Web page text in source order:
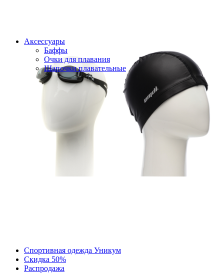
Аксессуары
Баффы
Очки для плавания
Шапочки плавательные
Спортивная одежда Уникум
Скидка 50%
Распродажа